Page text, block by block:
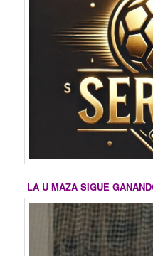
LA U MAZA SIGUE